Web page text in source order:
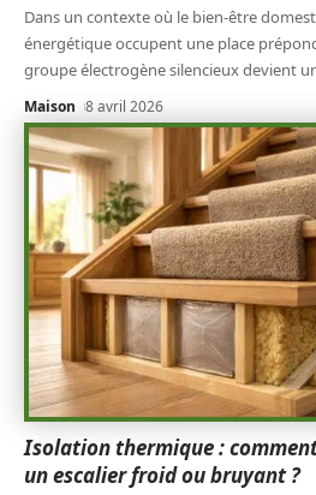
Dans un contexte où le bien-être
énergétique occupent une place
groupe électrogène silencieux devient
Maison 8 avril 2026
Isolation thermique :
un escalier froid ou bruyant ?